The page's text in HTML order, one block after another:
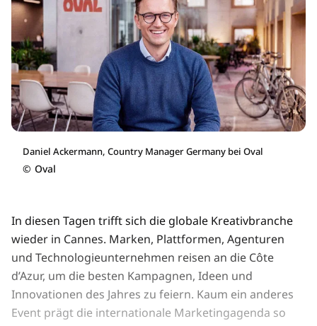
Daniel Ackermann, Country Manager Germany bei Oval
© Oval
In diesen Tagen trifft sich die globale Kreativbranche
wieder in Cannes. Marken, Plattformen, Agenturen
und Technologieunternehmen reisen an die Côte
d’Azur, um die besten Kampagnen, Ideen und
Innovationen des Jahres zu feiern. Kaum ein anderes
Event prägt die internationale Marketingagenda so